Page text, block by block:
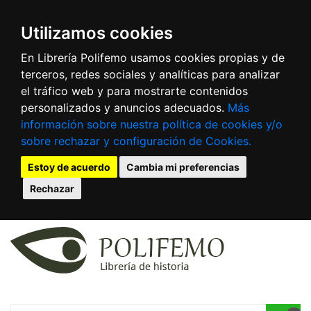
Utilizamos cookies
En Librería Polifemo usamos cookies propias y de
terceros, redes sociales y analíticas para analizar
el tráfico web y para mostrarte contenidos
personalizados y anuncios adecuados. Más
información sobre nuestra política de cookies y/o
sobre rechazar y configuración de Cookies.
Estoy de acuerdo
Cambia mi preferencias
Rechazar